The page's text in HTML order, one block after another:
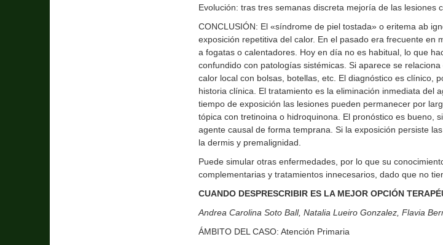
Evolución: tras tres semanas discreta mejoría de las lesiones
CONCLUSIÓN: El «síndrome de piel tostada» o eritema ab
exposición repetitiva del calor. En el pasado era frecuente en
a fogatas o calentadores. Hoy en día no es habitual, lo que
confundido con patologías sistémicas. Si aparece se
calor local con bolsas, botellas, etc. El diagnóstico es clínico,
historia clínica. El tratamiento es la eliminación inmediata del
tiempo de exposición las lesiones pueden permanecer por
tópica con tretinoina o hidroquinona. El pronóstico es bueno,
agente causal de forma temprana. Si la exposición persiste
la dermis y premalignidad.
Puede simular otras enfermedades, por lo que su
complementarias y tratamientos innecesarios, dado que no
CUANDO DESPRESCRIBIR ES LA MEJOR OPCIÓN
Andrea Carolina Soto Ball, Natalia Lueiro Gonzalez, Flavia
ÁMBITO DEL CASO: Atención Primaria